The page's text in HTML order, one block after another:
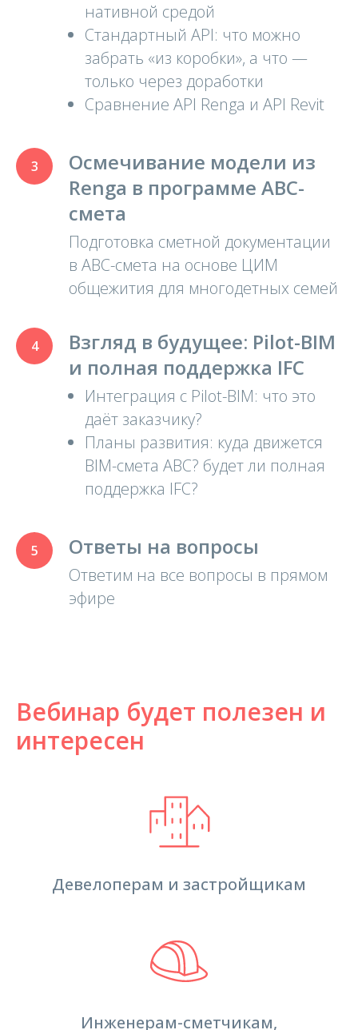
нативной средой
Стандартный API: что можно
забрать «из коробки», а что —
только через доработки
Сравнение API Renga и API Revit
Осмечивание модели из
Renga в программе АВС-
смета
Подготовка сметной документации
в АВС-смета на основе ЦИМ
общежития для многодетных семей
Взгляд в будущее: Pilot-BIM
и полная поддержка IFC
Интеграция с Pilot-BIM: что это
даёт заказчику?
Планы развития: куда движется
BIM-смета АВС? будет ли полная
поддержка IFC?
Ответы на вопросы
Ответим на все вопросы в прямом
эфире
Вебинар будет полезен и
интересен
Девелоперам и застройщикам
Инженерам-сметчикам,